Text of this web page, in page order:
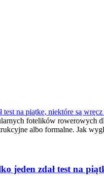
na piątkę, niektóre są wręcz
fotelików rowerowych
albo formalne. Jak
jeden zdał test na